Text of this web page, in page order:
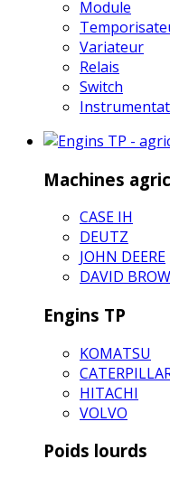
Module
Variateur
Relais
Switch
Machines
CASE IH
DEUTZ
JOHN DEERE
DAVID
Engins TP
KOMATSU
HITACHI
VOLVO
Poids lourds